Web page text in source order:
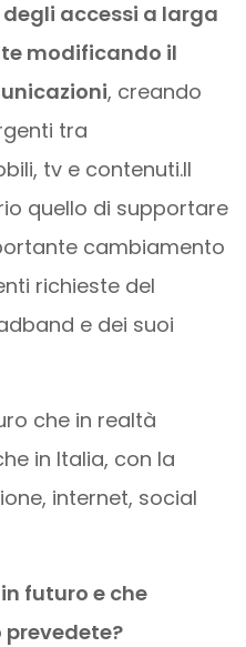
accessi a larga
modificando il
, creando
tra
tv e contenuti.Il
quello di supportare
cambiamento
richieste del
e dei suoi
che in realtà
in Italia, con la
internet, social
futuro e che